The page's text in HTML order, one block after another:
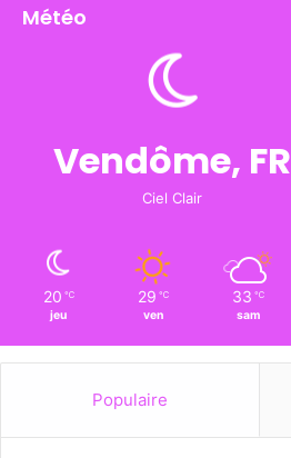
Météo
Vendôme, FR
Ciel Clair
20 ℃
jeu
29 ℃
ven
33 ℃
sam
Populaire